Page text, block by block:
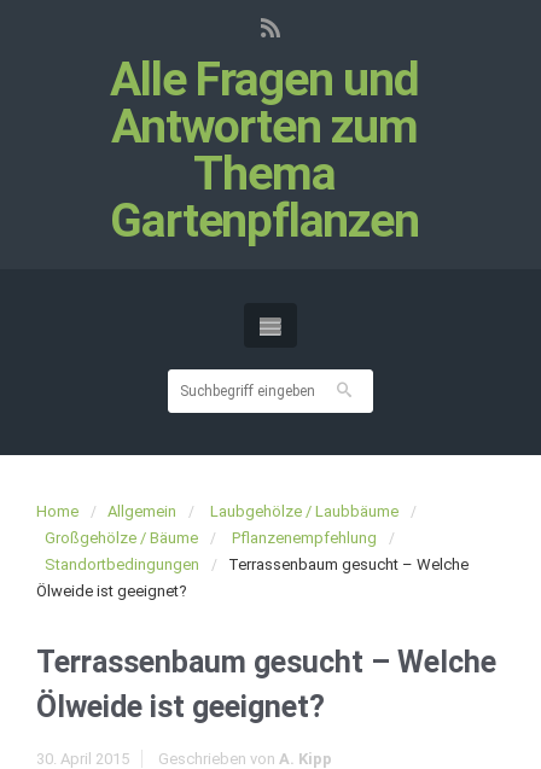
Alle Fragen und
Antworten zum
Thema
Gartenpflanzen
Home Allgemein
Laubgehölze / Laubbäume
Großgehölze / Bäume
Pflanzenempfehlung
Standortbedingungen
Terrassenbaum gesucht – Welche
Ölweide ist geeignet?
Terrassenbaum gesucht – Welche
Ölweide ist geeignet?
30. April 2015 Geschrieben von A. Kipp